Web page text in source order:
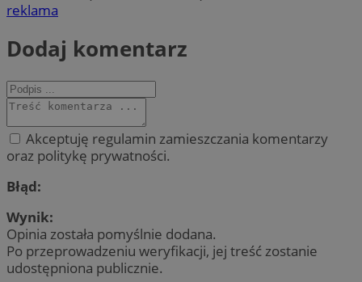
reklama
Dodaj komentarz
Akceptuję regulamin zamieszczania komentarzy
oraz politykę prywatności.
Błąd:
Wynik:
Opinia została pomyślnie dodana.
Po przeprowadzeniu weryfikacji, jej treść zostanie
udostępniona publicznie.